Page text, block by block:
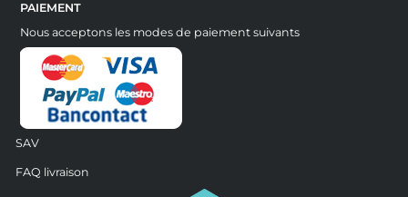
PAIEMENT
Nous acceptons les modes de paiement suivants
SAV
FAQ livraison